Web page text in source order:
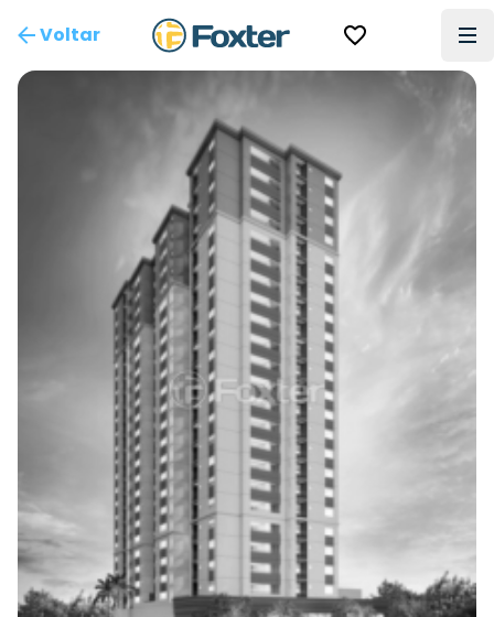
Voltar